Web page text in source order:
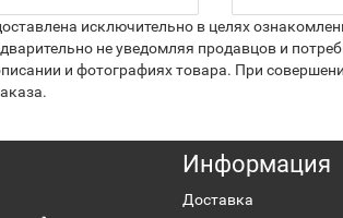
исключительно в целях
не уведомляя продавцов и
и фотографиях товара. При
Информация
Доставка